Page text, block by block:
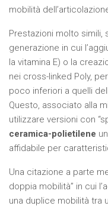
mobilità
Prestazioni molto simili,
generazione in cui
la vitamina E) o la
nei cross-linked Poly,
poco inferiori a quelli
Questo, associato alla
utilizzare versioni con
ceramica-polietilene
affidabile per
Una citazione a parte
doppia mobilità” in cui
una duplice mobilità tra